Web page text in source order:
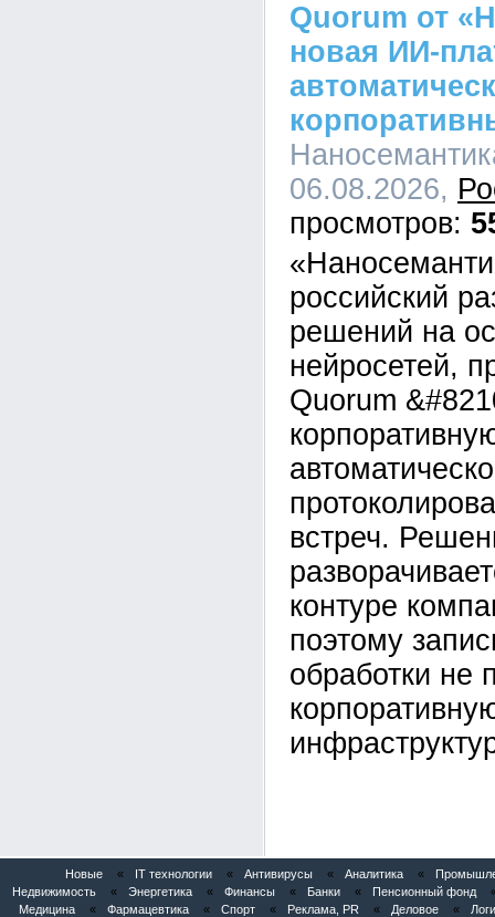
Quorum от
новая ИИ-
06.08.2026,
российский
решений на
нейросетей,
Quorum
встреч.
контуре
поэтому
обработки не
Новые « IT технологии « Антивирусы « Аналитика «
Недвижимость
« Энергетика « Финансы « Банки « Пенсионный фонд
Медицина
« Фармацевтика « Спорт « Реклама, PR « Деловое «